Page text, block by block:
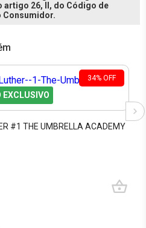
artigo 26, II, do Código de
Consumidor.
34% OFF
EXCLUSIVO
#1 THE UMBRELLA ACADEMY